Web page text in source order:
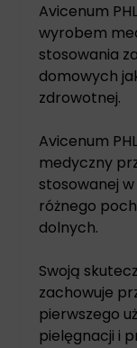
Avicenum
wyrobem
stosowania
domowych
zdrowotnej.
Avicenum
medyczny
stosowanej
różnego
dolnych.
Swoją
zachowuje
pierwszego
pielęgnacji i